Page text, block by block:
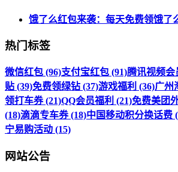
饿了么红包来袭：每天免费领饿了
热门标签
微信红包 (96)支付宝红包 (91)腾讯视频会
贴 (39)免费领绿钻 (37)游戏福利 (36)广州
领打车券 (21)QQ会员福利 (21)免费美团
(18)滴滴专车券 (18)中国移动积分换话费
宁易购活动 (15)
网站公告